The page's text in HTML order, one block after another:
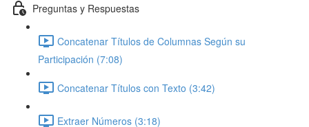
Preguntas y Respuestas
Concatenar Títulos de Columnas Según su
Participación (7:08)
Concatenar Títulos con Texto (3:42)
Extraer Números (3:18)